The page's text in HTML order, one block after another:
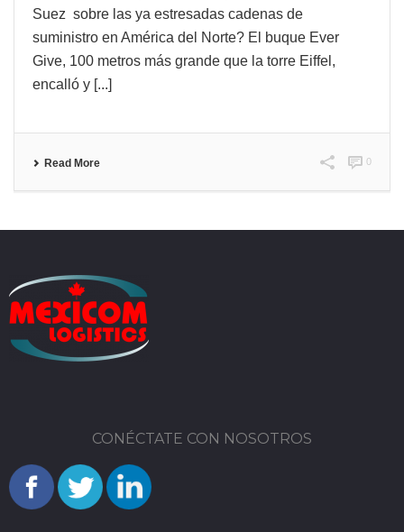
Suez sobre las ya estresadas cadenas de
suministro en América del Norte? El buque Ever
Give, 100 metros más grande que la torre Eiffel,
encalló y [...]
Read More 0
CONÉCTATE CON NOSOTROS